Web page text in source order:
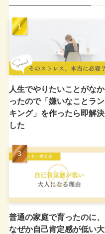
人生でやりたいことがなか
ったので「嫌いなことラン
キング」を作ったら即解決
した
普通の家庭で育ったのに、
なぜか自己肯定感が低い大